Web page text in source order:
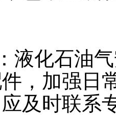
液化石油
，加强日
及时联系